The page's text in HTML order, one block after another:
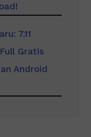
7.11
Gratis
Android